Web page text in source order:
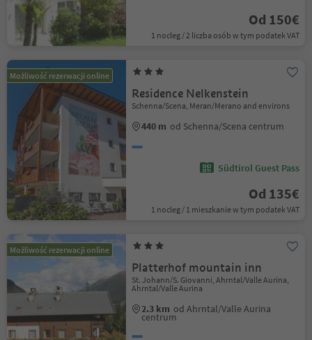
Od 150€
1 nocleg / 2 liczba osób w tym podatek VAT
Możliwość rezerwacji online
Residence Nelkenstein
Schenna/Scena, Meran/Merano and environs
440 m od Schenna/Scena centrum
Südtirol Guest Pass
Od 135€
1 nocleg / 1 mieszkanie w tym podatek VAT
Możliwość rezerwacji online
Platterhof mountain inn
St. Johann/S. Giovanni, Ahrntal/Valle Aurina,
Ahrntal/Valle Aurina
2.3 km od Ahrntal/Valle Aurina
centrum